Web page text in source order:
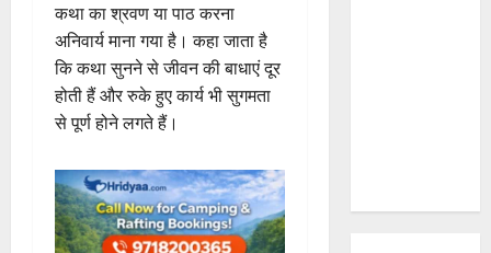
कथा का श्रवण या पाठ करना
अनिवार्य माना गया है। कहा जाता है
कि कथा सुनने से जीवन की बाधाएं दूर
होती हैं और रुके हुए कार्य भी सुगमता
से पूर्ण होने लगते हैं।